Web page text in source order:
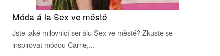
Móda á la Sex ve městě
Jste také milovnicí seriálu Sex ve městě? Zkuste se
inspirovat módou Carrie,...